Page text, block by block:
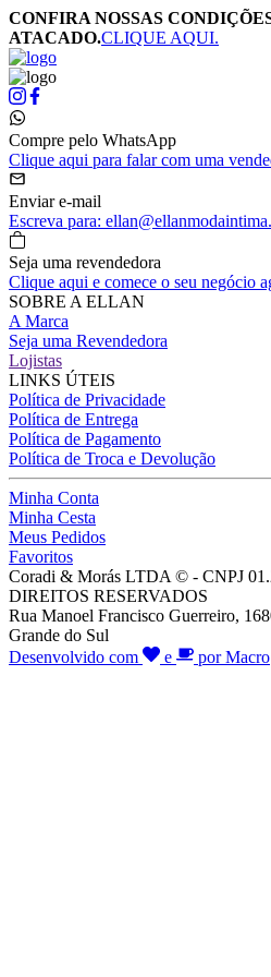
CONFIRA NOSSAS
ATACADO.CLIQUE AQUI.
Compre pelo WhatsApp
Clique aqui para falar com uma
Enviar e-mail
Escreva para:
Seja uma revendedora
Clique aqui e comece o seu negócio
SOBRE A ELLAN
A Marca
Seja uma Revendedora
Lojistas
LINKS ÚTEIS
Política de Privacidade
Política de Entrega
Política de Pagamento
Política de Troca e Devolução
Minha Conta
Minha Cesta
Meus Pedidos
Favoritos
Coradi & Morás LTDA © - CNPJ
DIREITOS RESERVADOS
Rua Manoel Francisco Guerreiro,
Grande do Sul
Desenvolvido com
e por Macro